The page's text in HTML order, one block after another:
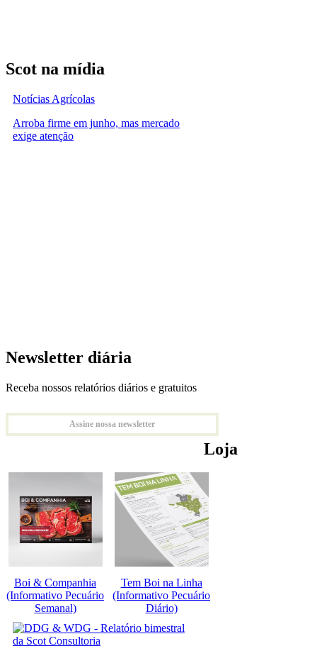
Scot na mídia
Notícias Agrícolas
Arroba firme em junho, mas mercado
exige atenção
Newsletter diária
Receba nossos relatórios diários e gratuitos
Assine nossa newsletter
Loja
Boi & Companhia
(Informativo Pecuário
Semanal)
Tem Boi na Linha
(Informativo Pecuário
Diário)